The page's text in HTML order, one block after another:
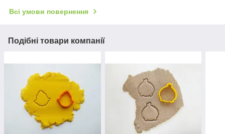
Всі умови повернення
Подібні товари компанії